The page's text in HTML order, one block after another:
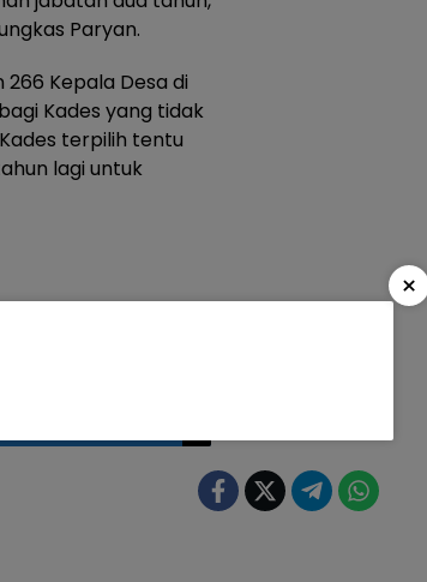
Paryan.
Kepala Desa di
Kades yang tidak
terpilih tentu
lagi untuk
HMT Ke-IV di
×